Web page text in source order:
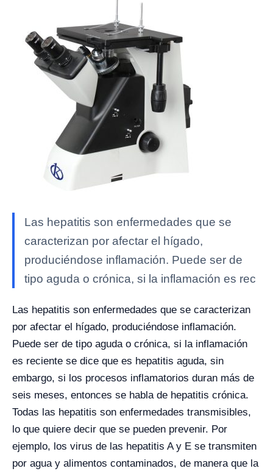
Las hepatitis son enfermedades que se
caracterizan por afectar el hígado,
produciéndose inflamación. Puede ser de
tipo aguda o crónica, si la inflamación es rec
Las hepatitis son enfermedades que se caracterizan
por afectar el hígado, produciéndose inflamación.
Puede ser de tipo aguda o crónica, si la inflamación
es reciente se dice que es hepatitis aguda, sin
embargo, si los procesos inflamatorios duran más de
seis meses, entonces se habla de hepatitis crónica.
Todas las hepatitis son enfermedades transmisibles,
lo que quiere decir que se pueden prevenir. Por
ejemplo, los virus de las hepatitis A y E se transmiten
por agua y alimentos contaminados, de manera que la